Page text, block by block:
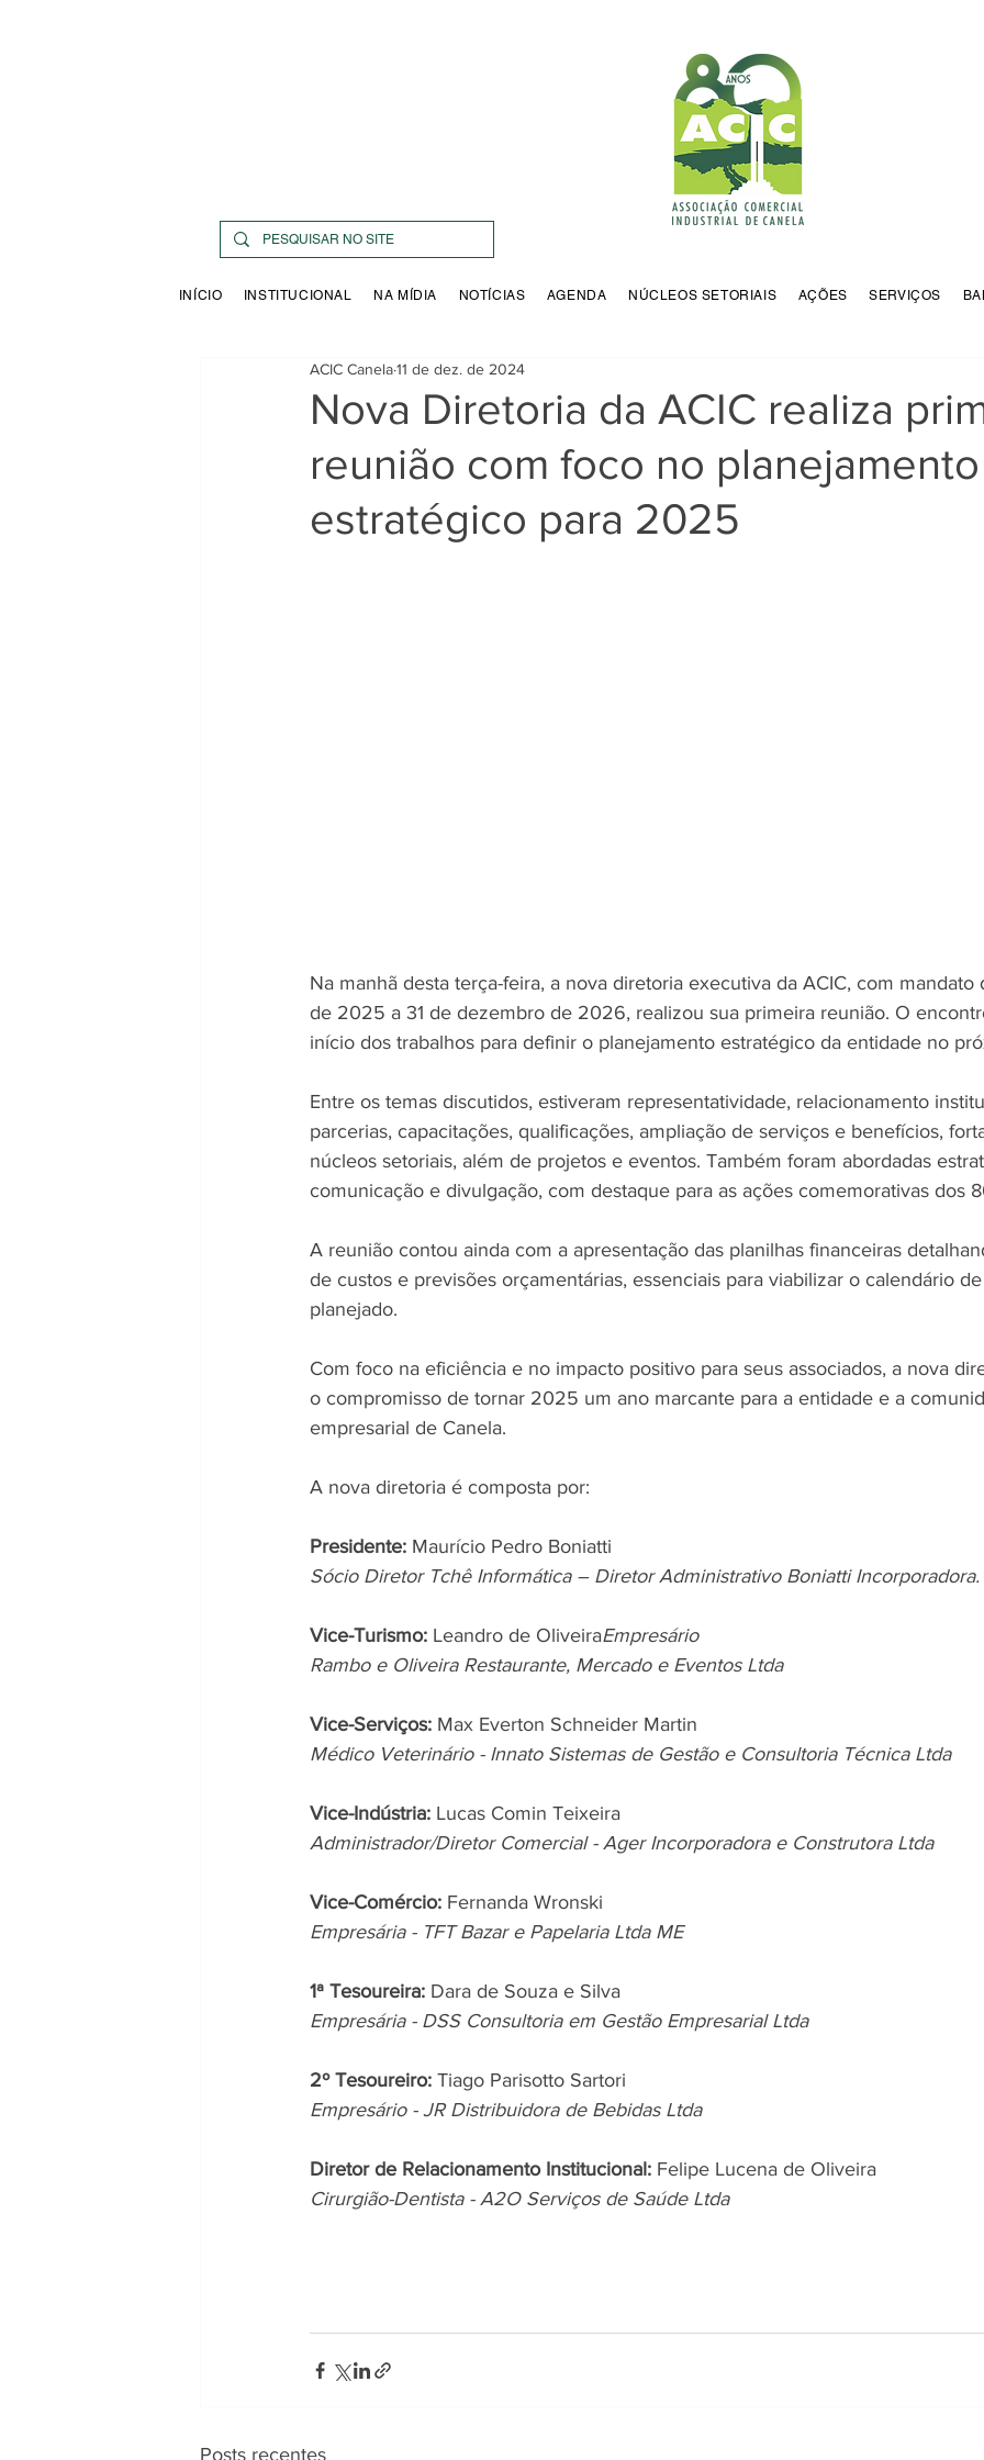
INÍCIO INSTITUCIONAL NA MÍDIA NOTÍCIAS AGENDA NÚCLEOS SETORIAIS AÇÕES SERVIÇOS
Nova Diretoria da ACIC realiza
reunião com foco no planejamento
estratégico para 2025
ACIC Canela11 de dez. de 2024
Na manhã desta terça-feira, a nova diretoria executiva da ACIC, com mandato
de 2025 a 31 de dezembro de 2026, realizou sua primeira reunião. O
início dos trabalhos para definir o planejamento estratégico da entidade no
Entre os temas discutidos, estiveram representatividade, relacionamento
parcerias, capacitações, qualificações, ampliação de serviços e benefícios,
núcleos setoriais, além de projetos e eventos. Também foram abordadas
comunicação e divulgação, com destaque para as ações comemorativas dos
A reunião contou ainda com a apresentação das planilhas financeiras
de custos e previsões orçamentárias, essenciais para viabilizar o calendário
planejado.
Com foco na eficiência e no impacto positivo para seus associados, a nova
o compromisso de tornar 2025 um ano marcante para a entidade e a
empresarial de Canela.
A nova diretoria é composta por:
Presidente: Maurício Pedro Boniatti
Sócio Diretor Tchê Informática – Diretor Administrativo Boniatti Incorporadora.
Vice-Turismo: Leandro de OliveiraEmpresário
Rambo e Oliveira Restaurante, Mercado e Eventos Ltda
Vice-Serviços: Max Everton Schneider Martin
Médico Veterinário - Innato Sistemas de Gestão e Consultoria Técnica Ltda
Vice-Indústria: Lucas Comin Teixeira
Administrador/Diretor Comercial - Ager Incorporadora e Construtora Ltda
Vice-Comércio: Fernanda Wronski
Empresária - TFT Bazar e Papelaria Ltda ME
1ª Tesoureira: Dara de Souza e Silva
Empresária - DSS Consultoria em Gestão Empresarial Ltda
2º Tesoureiro: Tiago Parisotto Sartori
Empresário - JR Distribuidora de Bebidas Ltda
Diretor de Relacionamento Institucional: Felipe Lucena de Oliveira
Cirurgião-Dentista - A2O Serviços de Saúde Ltda
Posts recentes